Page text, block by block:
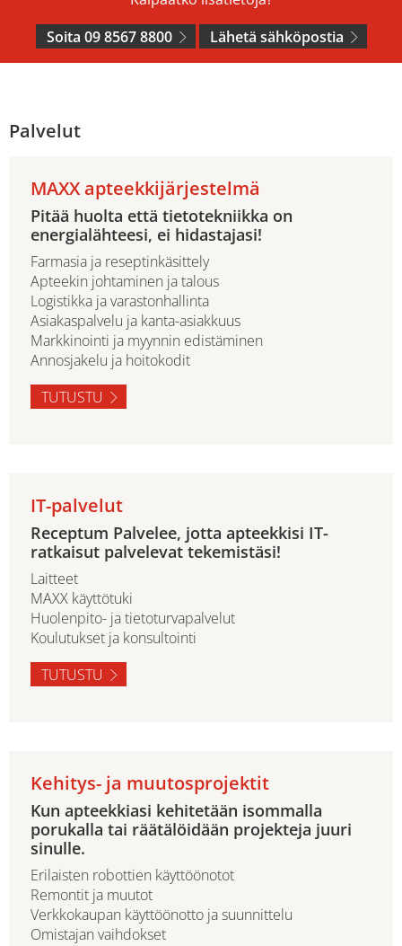
Soita 09 8567 8800
Lähetä sähköpostia
Palvelut
MAXX apteekkijärjestelmä
Pitää huolta että tietotekniikka on
energialähteesi, ei hidastajasi!
Farmasia ja reseptinkäsittely
Apteekin johtaminen ja talous
Logistikka ja varastonhallinta
Asiakaspalvelu ja kanta-asiakkuus
Markkinointi ja myynnin edistäminen
Annosjakelu ja hoitokodit
TUTUSTU
IT-palvelut
Receptum Palvelee, jotta apteekkisi IT-
ratkaisut palvelevat tekemistäsi!
Laitteet
MAXX käyttötuki
Huolenpito- ja tietoturvapalvelut
Koulutukset ja konsultointi
TUTUSTU
Kehitys- ja muutosprojektit
Kun apteekkiasi kehitetään isommalla
porukalla tai räätälöidään projekteja juuri
sinulle.
Erilaisten robottien käyttöönotot
Remontit ja muutot
Verkkokaupan käyttöönotto ja suunnittelu
Omistajan vaihdokset